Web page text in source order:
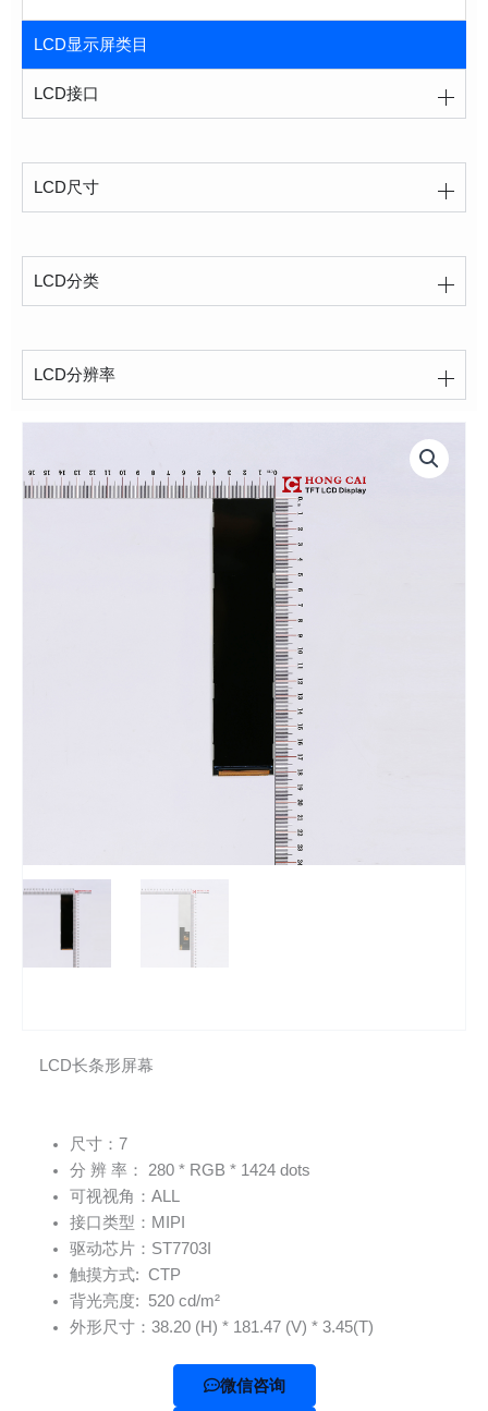
LCD显示屏类目
LCD接口
LCD尺寸
LCD分类
LCD分辨率
LCD长条形屏幕
尺寸：7
分 辨 率： 280 * RGB * 1424 dots
可视视角：ALL
接口类型：MIPI
驱动芯片：ST7703I
触摸方式: CTP
背光亮度: 520 cd/m²
外形尺寸：38.20 (H) * 181.47 (V) * 3.45(T)
微信咨询